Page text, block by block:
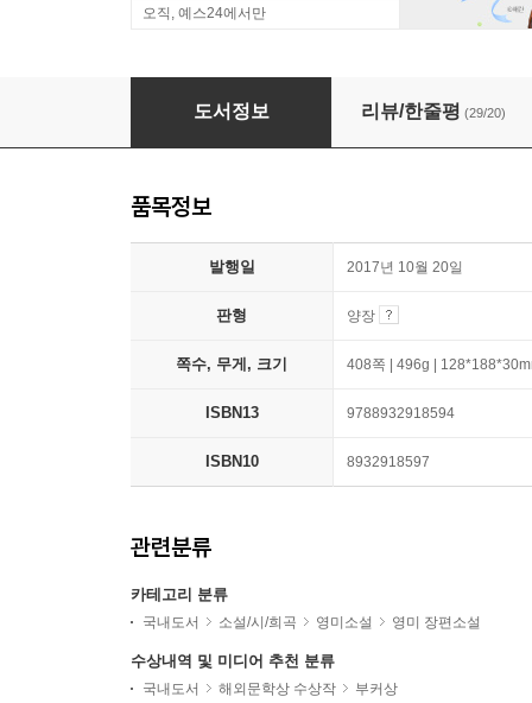
오직, 예스24에서만
도서정보 리뷰/한줄평 (29/20)
품목정보
발행일 2017년 10월 20일
판형 양장
쪽수, 무게, 크기 408쪽 | 496g |
ISBN13 9788932918594
ISBN10 8932918597
관련분류
카테고리 분류
국내도서 소설/시/희곡 영미소설 영미 장편소설
수상내역 및 미디어 추천 분류
국내도서 해외문학상 수상작
부커상